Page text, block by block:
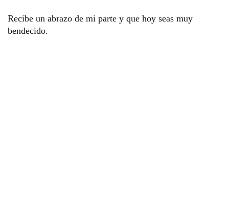
Recibe un abrazo de mi parte y que hoy seas muy
bendecido.